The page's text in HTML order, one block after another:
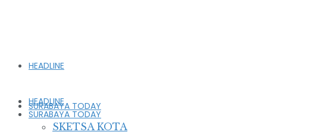
HEADLINE
SURABAYA TODAY
HEADLINE
SURABAYA TODAY
SKETSA KOTA